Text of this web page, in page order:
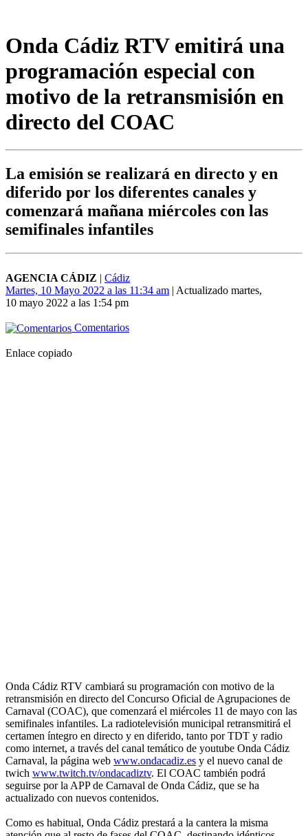
Onda Cádiz RTV emitirá una
programación especial con
motivo de la retransmisión en
directo del COAC
La emisión se realizará en directo y en
diferido por los diferentes canales y
comenzará mañana miércoles con las
semifinales infantiles
AGENCIA CÁDIZ | Cádiz
Martes, 10 Mayo 2022 a las 11:34 am | Actualizado martes,
10 mayo 2022 a las 1:54 pm
Comentarios
Enlace copiado
Onda Cádiz RTV cambiará su programación con motivo de la
retransmisión en directo del Concurso Oficial de Agrupaciones de
Carnaval (COAC), que comenzará el miércoles 11 de mayo con las
semifinales infantiles. La radiotelevisión municipal retransmitirá el
certamen íntegro en directo y en diferido, tanto por TDT y radio
como internet, a través del canal temático de youtube Onda Cádiz
Carnaval, la página web www.ondacadiz.es y el nuevo canal de
twich www.twitch.tv/ondacadiztv. El COAC también podrá
seguirse por la APP de Carnaval de Onda Cádiz, que se ha
actualizado con nuevos contenidos.
Como es habitual, Onda Cádiz prestará a la cantera la misma